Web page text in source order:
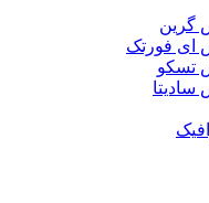
گرین
ای فورتک
تسکو
سادیتا